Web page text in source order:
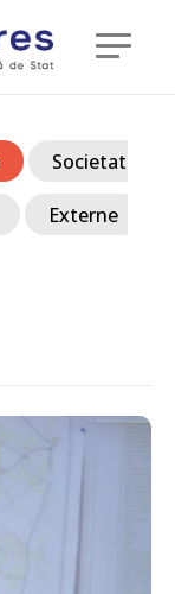
Societate
Externe